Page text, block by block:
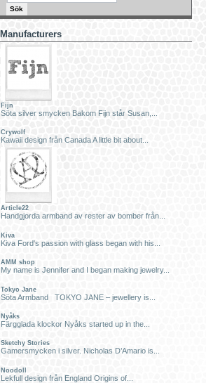
Manufacturers
Fijn
Söta silver smycken Bakom Fijn står Susan,...
Crywolf
Kawaii design från Canada A little bit about...
Article22
Handgjorda armband av rester av bomber från...
Kiva
Kiva Ford's passion with glass began with his...
AMM shop
My name is Jennifer and I began making jewelry...
Tokyo Jane
Söta Armband TOKYO JANE – jewellery is...
Nyåks
Färgglada klockor Nyåks started up in the...
Sketchy Stories
Gamersmycken i silver. Nicholas D’Amario is...
Noodoll
Lekfull design från England Origins of...